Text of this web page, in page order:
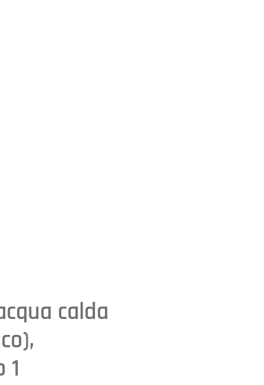
calda
1